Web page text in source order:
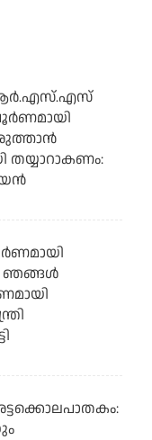
ആര്‍.എസ്.എസ്
തയ്യാറാകണം:
ഞങ്ങള്‍